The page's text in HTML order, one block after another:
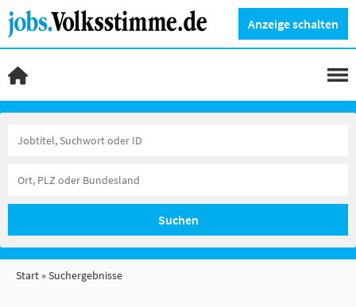
Anzeige schalten
Suchen
Start Suchergebnisse